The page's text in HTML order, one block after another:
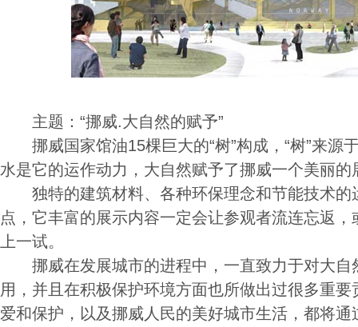
主题：“挪威.大自然的赋予”
挪威国家馆油15棵巨大的“树”构成，“树”来源
水是它的运作动力，大自然赋予了挪威一个美丽的
独特的建筑材料、各种环保理念和节能技术的
点，它丰富的展示内容一定会让参观者流连忘返
上一试。
挪威在发展城市的进程中，一直致力于对大自
用，并且在积极保护环境方面也所做出过很多重
爱和保护，以及挪威人民的美好城市生活，都将